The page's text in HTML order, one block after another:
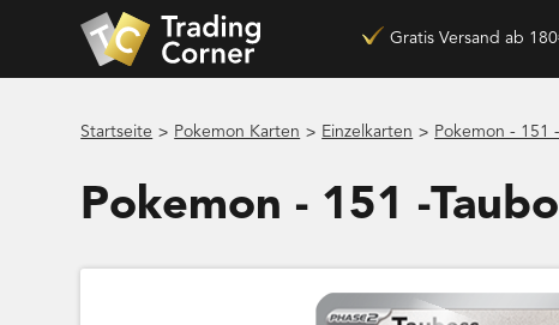
Gratis Versand ab
Startseite > Pokemon Karten > Einzelkarten > Pokemon - 151
Pokemon - 151 -